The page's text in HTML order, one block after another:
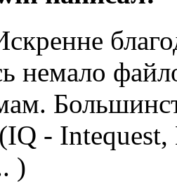
немало
-
)